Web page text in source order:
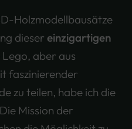
Holzmodellbausätze
dieser einzigartigen
Lego, aber aus
faszinierender
zu teilen, habe ich die
Mission der